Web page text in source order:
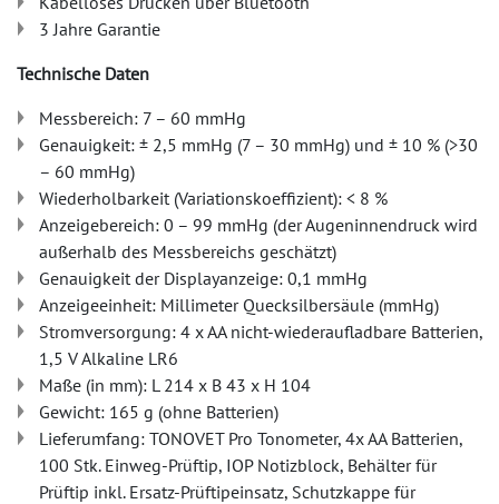
3 Jahre Garantie
Technische Daten
Messbereich: 7 – 60 mmHg
Genauigkeit: ± 2,5 mmHg (7 – 30 mmHg) und ± 10 % (>30
– 60 mmHg)
Wiederholbarkeit (Variationskoeffizient): < 8 %
Anzeigebereich: 0 – 99 mmHg (der Augeninnendruck wird
außerhalb des Messbereichs geschätzt)
Genauigkeit der Displayanzeige: 0,1 mmHg
Anzeigeeinheit: Millimeter Quecksilbersäule (mmHg)
Stromversorgung: 4 x AA nicht-wiederaufladbare Batterien,
1,5 V Alkaline LR6
Maße (in mm): L 214 x B 43 x H 104
Gewicht: 165 g (ohne Batterien)
Lieferumfang: TONOVET Pro Tonometer, 4x AA Batterien,
100 Stk. Einweg-Prüftip, IOP Notizblock, Behälter für
Prüftip inkl. Ersatz-Prüftipeinsatz, Schutzkappe für